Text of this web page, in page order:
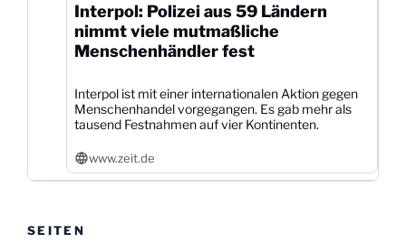
Interpol: Polizei aus 59 Ländern
nimmt viele mutmaßliche
Menschenhändler fest
Interpol ist mit einer internationalen Aktion gegen
Menschenhandel vorgegangen. Es gab mehr als
tausend Festnahmen auf vier Kontinenten.
www.zeit.de
SEITEN